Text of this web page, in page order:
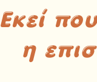
Εκεί
η